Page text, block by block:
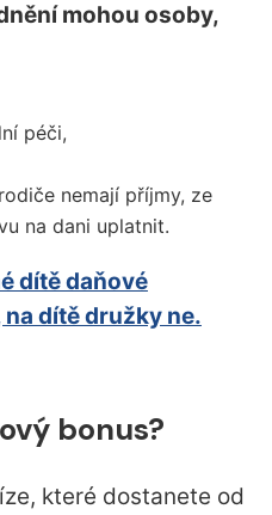
mohou osoby,
péči,
nemají příjmy, ze
na dani uplatnit.
dítě daňové
dítě družky ne.
bonus?
které dostanete od